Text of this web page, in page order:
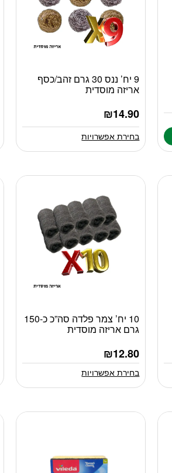
9 יח’ ננס 30 גרם זהב/כסף
אריזה מוסדית
₪14.90
למוצר
זה
מספר
סוגים.
ניתן
לבחור
האפשרויות
בחירת אפשרויות
10 יח’ צמר פלדה סה”כ כ-150
גרם אריזה מוסדית
₪12.80
למוצר
זה
מספר
ניתן
האפשרויות
בחירת אפשרויות